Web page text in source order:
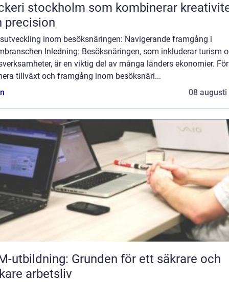
stockholm som kombinerar
precision
inom besöksnäringen: Navigerande framgång i
Inledning: Besöksnäringen, som inkluderar turism
är en viktig del av många länders ekonomier.
tillväxt och framgång inom besöksnäri...
08 augusti
utbildning: Grunden för ett säkrare och
arbetsliv